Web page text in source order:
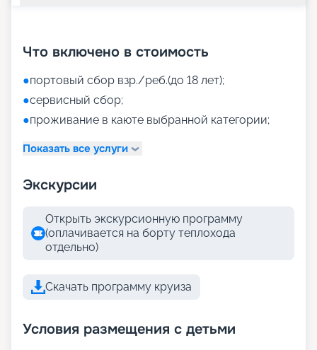
Что включено в стоимость
●портовый сбор взр./реб.(до 18 лет);
●сервисный сбор;
●проживание в каюте выбранной категории;
Показать все услуги
Экскурсии
Открыть экскурсионную программу
(оплачивается на борту теплохода
отдельно)
Скачать программу круиза
Условия размещения с детьми